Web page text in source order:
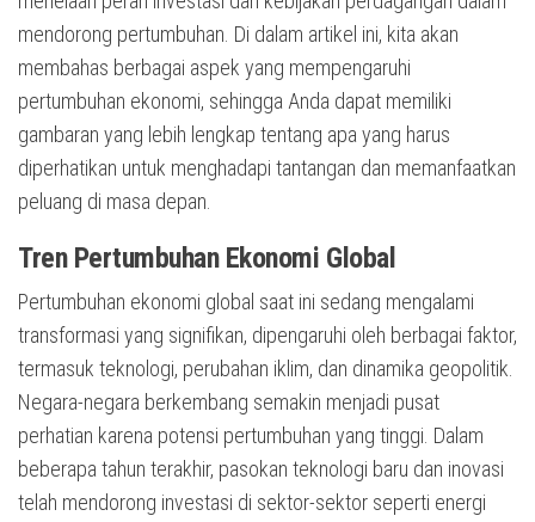
mendorong pertumbuhan. Di dalam artikel ini, kita akan
membahas berbagai aspek yang mempengaruhi
pertumbuhan ekonomi, sehingga Anda dapat memiliki
gambaran yang lebih lengkap tentang apa yang harus
diperhatikan untuk menghadapi tantangan dan memanfaatkan
peluang di masa depan.
Tren Pertumbuhan Ekonomi Global
Pertumbuhan ekonomi global saat ini sedang mengalami
transformasi yang signifikan, dipengaruhi oleh berbagai faktor,
termasuk teknologi, perubahan iklim, dan dinamika geopolitik.
Negara-negara berkembang semakin menjadi pusat
perhatian karena potensi pertumbuhan yang tinggi. Dalam
beberapa tahun terakhir, pasokan teknologi baru dan inovasi
telah mendorong investasi di sektor-sektor seperti energi